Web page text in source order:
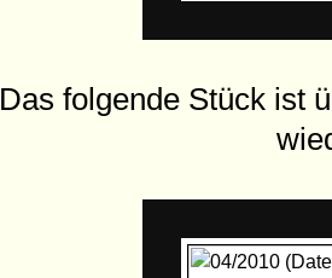
Das folgende Stück ist